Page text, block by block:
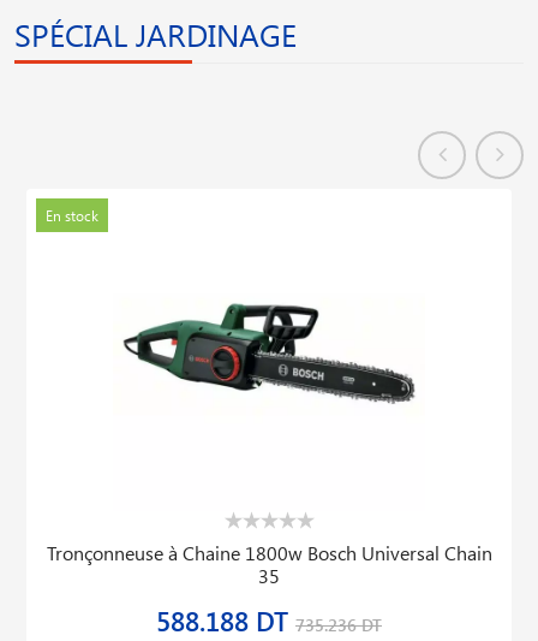
SPÉCIAL JARDINAGE
En stock
Tronçonneuse à Chaine 1800w Bosch Universal Chain
35
588.188 DT 735.236 DT